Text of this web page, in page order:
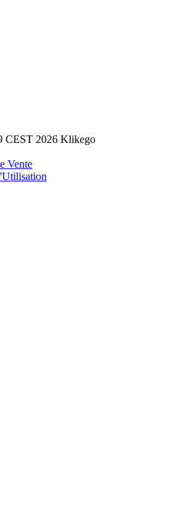
CEST 2026 Klikego
Vente